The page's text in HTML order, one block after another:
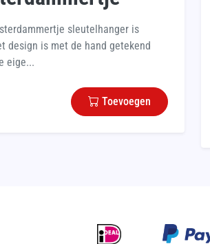
sleutelhanger is
design is met de hand getekend
eige...
Toevoegen